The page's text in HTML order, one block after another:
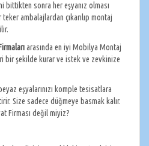
bittikten sonra her eşyanız olması
ambalajlardan çıkarılıp montaj
arasında en iyi Mobilya Montaj
bir şekilde kurar ve istek ve zevkinize
eşyalarınızı komple tesisatlara
Size sadece düğmeye basmak kalır.
Firması değil miyiz?